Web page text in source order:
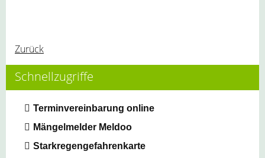
Zurück
Schnellzugriffe
Terminvereinbarung online
Mängelmelder Meldoo
Starkregengefahrenkarte